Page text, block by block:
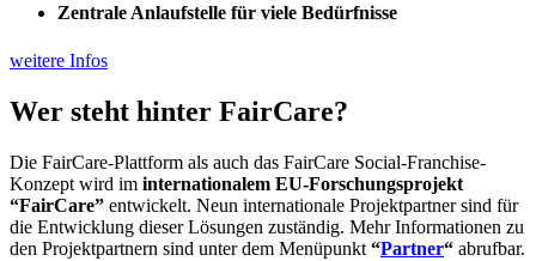
Zentrale Anlaufstelle für viele Bedürfnisse
weitere Infos
Wer steht hinter FairCare?
Die FairCare-Plattform als auch das FairCare Social-Franchise-
Konzept wird im internationalem EU-Forschungsprojekt
“FairCare” entwickelt. Neun internationale Projektpartner sind für
die Entwicklung dieser Lösungen zuständig. Mehr Informationen zu
den Projektpartnern sind unter dem Menüpunkt “Partner“ abrufbar.